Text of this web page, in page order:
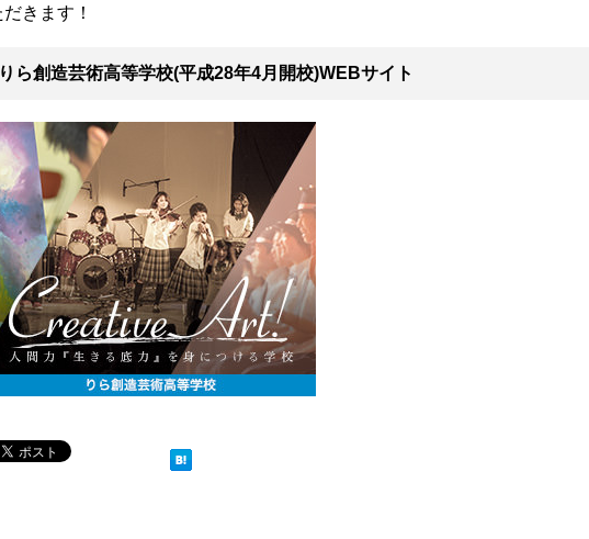
だきます！
りら創造芸術高等学校(平成28年4月開校)WEBサイト